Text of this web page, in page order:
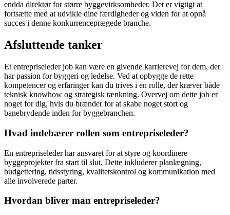
endda direktør for større byggevirksomheder. Det er vigtigt at
fortsætte med at udvikle dine færdigheder og viden for at opnå
succes i denne konkurrenceprægede branche.
Afsluttende tanker
Et entrepriseleder job kan være en givende karrierevej for dem, der
har passion for byggeri og ledelse. Ved at opbygge de rette
kompetencer og erfaringer kan du trives i en rolle, der kræver både
teknisk knowhow og strategisk tænkning. Overvej om dette job er
noget for dig, hvis du brænder for at skabe noget stort og
banebrydende inden for byggebranchen.
Hvad indebærer rollen som entrepriseleder?
En entrepriseleder har ansvaret for at styre og koordinere
byggeprojekter fra start til slut. Dette inkluderer planlægning,
budgettering, tidsstyring, kvalitetskontrol og kommunikation med
alle involverede parter.
Hvordan bliver man entrepriseleder?